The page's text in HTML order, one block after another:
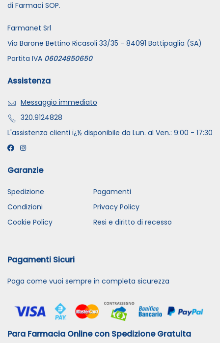
di Farmaci SOP.
Farmanet Srl
Via Barone Bettino Ricasoli 33/35 - 84091 Battipaglia (SA)
Partita IVA 06024850650
Assistenza
Messaggio immediato
320.9124828
L'assistenza clienti ï¿½ disponibile da Lun. al Ven.: 9:00 - 17:30
Garanzie
Spedizione
Pagamenti
Condizioni
Privacy Policy
Cookie Policy
Resi e diritto di recesso
Pagamenti Sicuri
Paga come vuoi sempre in completa sicurezza
Para Farmacia Online con Spedizione Gratuita